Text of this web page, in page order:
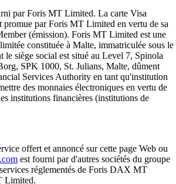
par Foris MT Limited. La carte Visa
promue par Foris MT Limited en vertu de sa
(émission). Foris MT Limited est une
constituée à Malte, immatriculée sous le
le siège social est situé au Level 7, Spinola
SPK 1000, St. Julians, Malte, dûment
Services Authority en tant qu'institution
des monnaies électroniques en vertu de
institutions financières (institutions de
offert et annoncé sur cette page Web ou
est fourni par d'autres sociétés du groupe
réglementés de Foris DAX MT
Limited.